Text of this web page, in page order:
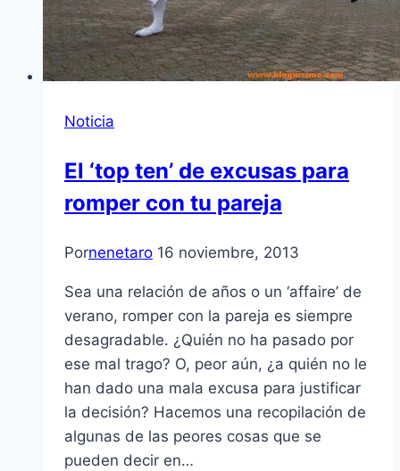
Noticia
El ‘top ten’ de excusas para
romper con tu pareja
Pornenetaro 16 noviembre, 2013
Sea una relación de años o un ‘affaire’ de
verano, romper con la pareja es siempre
desagradable. ¿Quién no ha pasado por
ese mal trago? O, peor aún, ¿a quién no le
han dado una mala excusa para justificar
la decisión? Hacemos una recopilación de
algunas de las peores cosas que se
pueden decir en…